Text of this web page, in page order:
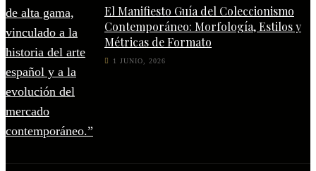
El Manifiesto Guía del Coleccionismo
Contemporáneo: Morfología, Estilos y
Métricas de Formato
1 JUNIO, 2026